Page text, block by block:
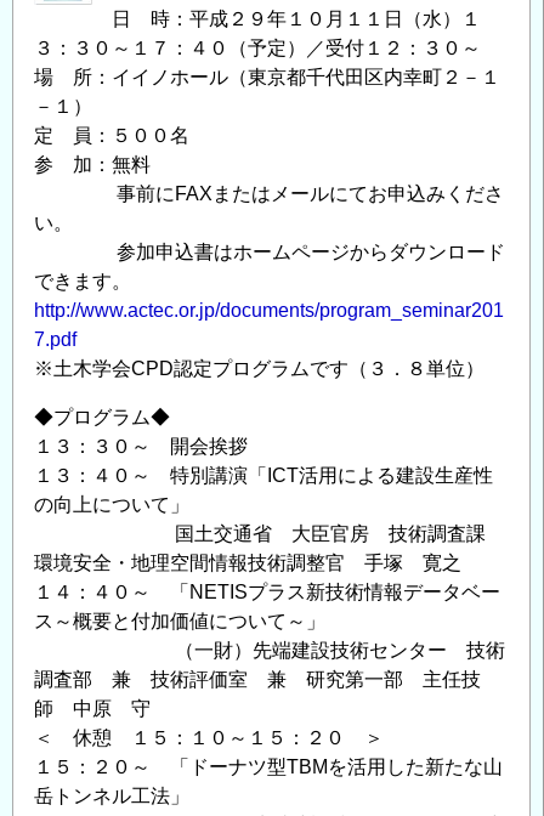
こ
れ
か
ら
／
炉
途
上
で」
【KISTEC
教
育
講
座
ご
案
内】
日 時：平成２９年１０月１１日（水）１
３：３０～１７：４０（予定）／受付１２：３０～
場 所：イイノホール（東京都千代田区内幸町２－１
－１）
定 員：５００名
参 加：無料
事前にFAXまたはメールにてお申込みくださ
い。
参加申込書はホームページからダウンロード
できます。
http://www.actec.or.jp/documents/program_seminar201
7.pdf
※土木学会CPD認定プログラムです（３．８単位）
◆プログラム◆
１３：３０～ 開会挨拶
１３：４０～ 特別講演「ICT活用による建設生産性
の向上について」
国土交通省 大臣官房 技術調査課
環境安全・地理空間情報技術調整官 手塚 寛之
１４：４０～ 「NETISプラス新技術情報データベー
ス～概要と付加価値について～」
（一財）先端建設技術センター 技術
調査部 兼 技術評価室 兼 研究第一部 主任技
師 中原 守
＜ 休憩 １５：１０～１５：２０ ＞
１５：２０～ 「ドーナツ型TBMを活用した新たな山
岳トンネル工法」